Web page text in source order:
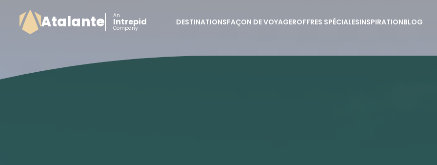
Atalante An
Intrepid
Company
DESTINATIONSFAÇON DE VOYAGEROFFRES SPÉCIALESINSPIRATIONBLOG